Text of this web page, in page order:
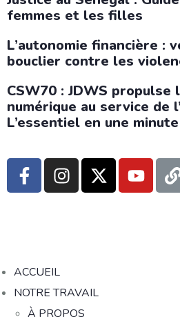
femmes et les filles
L’autonomie financière :
bouclier contre les
CSW70 : JDWS propulse
numérique au service de
L’essentiel en une minute
ACCUEIL
NOTRE TRAVAIL
À PROPOS